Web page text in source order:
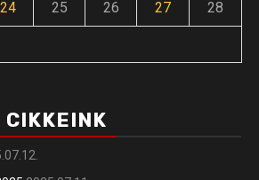
24 25 26 27 28
CIKKEINK